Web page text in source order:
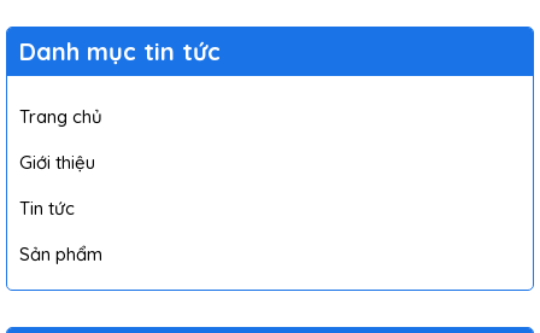
Danh mục tin tức
Trang chủ
Giới thiệu
Tin tức
Sản phẩm